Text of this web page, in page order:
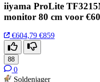
iiyama ProLite
monitor 80 cm voor
€604,79 €859
88
0
Soldenjager